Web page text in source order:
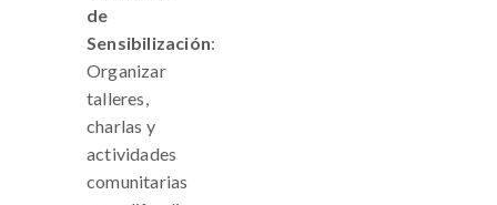
de
Sensibilización:
Organizar
talleres,
charlas y
actividades
comunitarias